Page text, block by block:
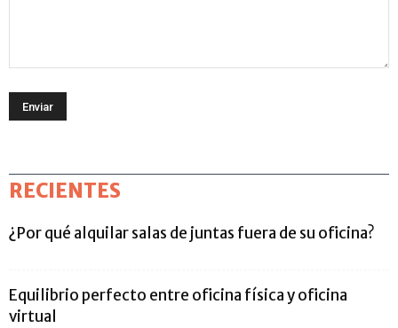
RECIENTES
¿Por qué alquilar salas de juntas fuera de su oficina?
Equilibrio perfecto entre oficina física y oficina
virtual